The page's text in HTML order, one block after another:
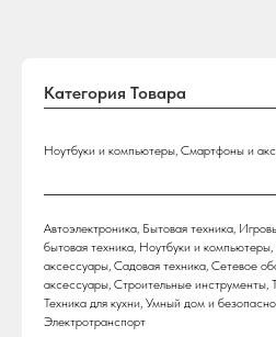
Категория Товара
Ноутбуки и компьютеры, Смартфоны и
Автоэлектроника, Бытовая техника,
бытовая техника, Ноутбуки и
аксессуары, Садовая техника, Сетевое
аксессуары, Строительные инструменты,
Техника для кухни, Умный дом и
Электротранспорт